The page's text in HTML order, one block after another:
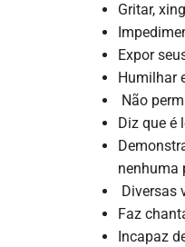
Gritar,
Expor
Humilhar
Não
Diz que é
nenhuma
Diversas
Faz
Incapaz